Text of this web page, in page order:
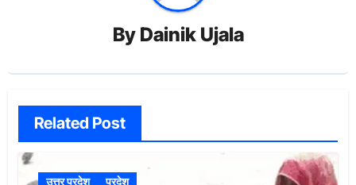
By Dainik Ujala
Related Post
उत्तर प्रदेश प्रदेश